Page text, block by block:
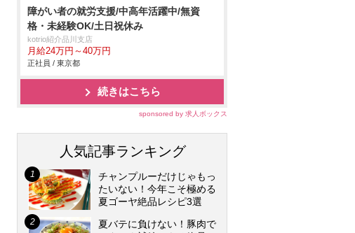
障がい者の就労支援/中高年活躍中/無資
格・未経験OK/土日祝休み
kotrio紹介品川支店
月給24万円～40万円
正社員 / 東京都
続きはこちら
sponsored by 求人ボックス
人気記事ランキング
チャンプルーだけじゃもっ
たいない！今年こそ極める
夏ゴーヤ絶品レシピ3選
夏バテに負けない！豚肉で